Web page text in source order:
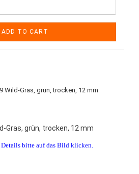
ADD TO CART
Gras, grün, trocken, 12 mm
Details bitte auf das Bild klicken.